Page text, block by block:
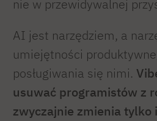
nie w przewidywalnej
AI jest narzędziem, a
umiejętności
posługiwania się nimi.
usuwać programistów z
zwyczajnie zmienia tylko